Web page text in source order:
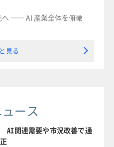
へ ── AI 産業全体を俯瞰
見る
ース
AI関連需要や市況改善で通